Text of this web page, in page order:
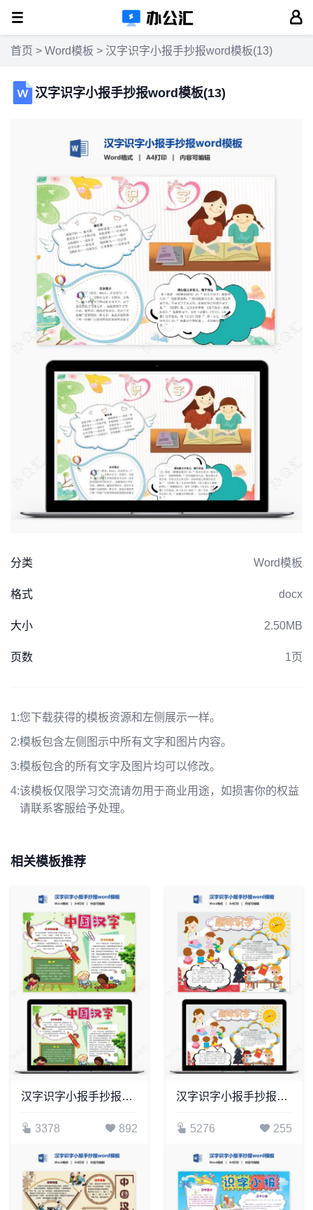
首页 > Word模板 > 汉字识字小报手抄报word模板(13)
汉字识字小报手抄报word模板(13)
分类 Word模板
格式 docx
大小 2.50MB
页数 1页
1:您下载获得的模板资源和左侧展示一样。
2:模板包含左侧图示中所有文字和图片内容。
3:模板包含的所有文字及图片均可以修改。
4:该模板仅限学习交流请勿用于商业用途，如损害你的权益
请联系客服给予处理。
相关模板推荐
汉字识字小报手抄报word模板(29)
3378 892
汉字识字小报手抄报word模板(10)
5276 255